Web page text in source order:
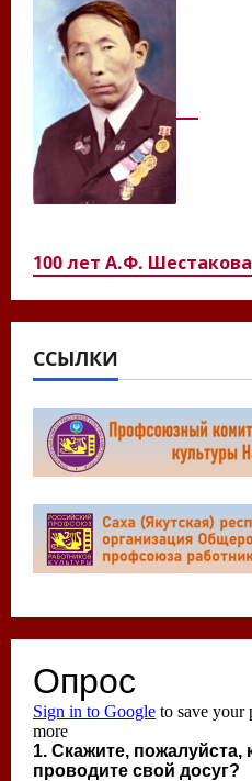
100 лет А.Ф. Шестакова
ССЫЛКИ